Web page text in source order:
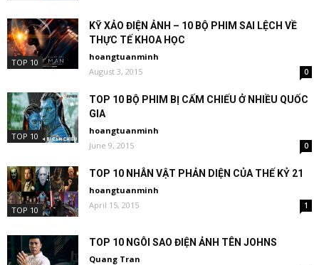
TOP 10
KỸ XẢO ĐIỆN ẢNH – 10 BỘ PHIM SAI LỆCH VỀ
THỰC TẾ KHOA HỌC
hoangtuanminh
August 3, 2015
0
TOP 10
TOP 10 BỘ PHIM BỊ CẤM CHIẾU Ở NHIỀU QUỐC
GIA
hoangtuanminh
June 9, 2015
0
TOP 10
TOP 10 NHÂN VẬT PHẢN DIỆN CỦA THẾ KỶ 21
hoangtuanminh
April 15, 2015
1
TOP 10 NGÔI SAO ĐIỆN ẢNH TÊN JOHNS
Quang Tran